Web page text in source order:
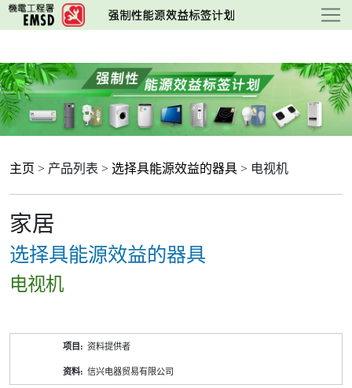
跳
至
要
内
容
主页 > 产品列表 > 选择具能源效益的器具 > 电视机
家居
选择具能源效益的器具
电视机
资料提供者
信兴电器贸易有限公司